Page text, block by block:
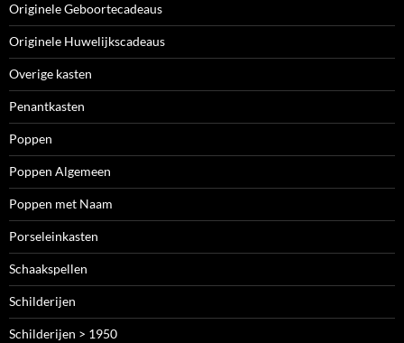
Originele Geboortecadeaus
Originele Huwelijkscadeaus
Overige kasten
Penantkasten
Poppen
Poppen Algemeen
Poppen met Naam
Porseleinkasten
Schaakspellen
Schilderijen
Schilderijen > 1950